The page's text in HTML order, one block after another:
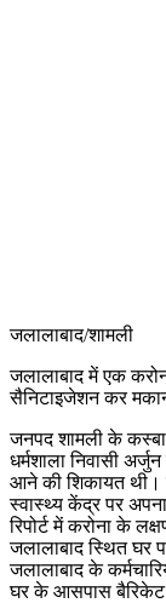
जलालाबाद/शामली
जलालाबाद में एक
सैनिटाइजेशन कर
जनपद शामली के कस्बा
धर्मशाला निवासी
आने की शिकायत थी।
स्वास्थ्य केंद्र पर
रिपोर्ट में करोना के
जलालाबाद स्थित घर
जलालाबाद के
घर के आसपास बैरिकेट